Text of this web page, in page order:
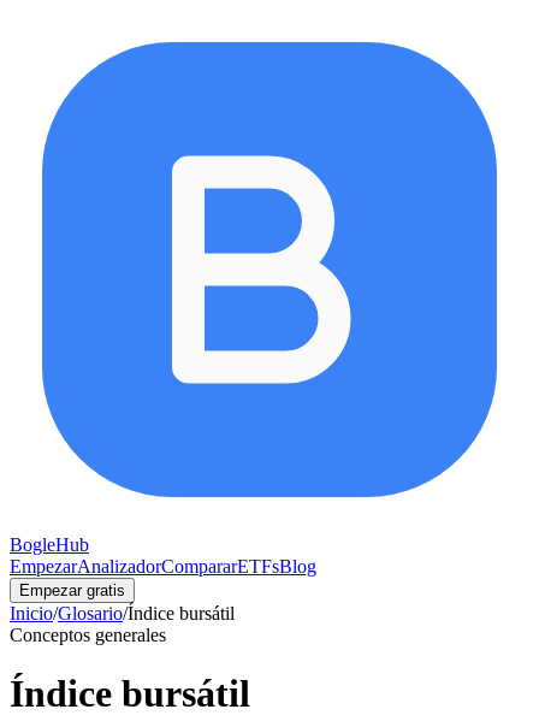
BogleHub
EmpezarAnalizadorCompararETFsBlog
Empezar gratis
Inicio/Glosario/Índice bursátil
Conceptos generales
Índice bursátil